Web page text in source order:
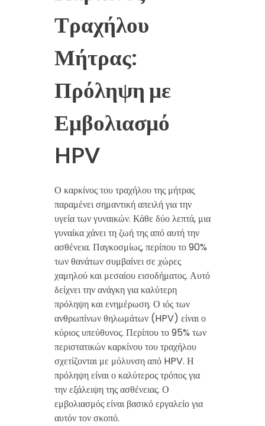
Τραχήλου
Μήτρας:
Πρόληψη με
Εμβολιασμό
HPV
Ο καρκίνος του τραχήλου της μήτρας
παραμένει σημαντική απειλή για την
υγεία των γυναικών. Κάθε δύο λεπτά, μια
γυναίκα χάνει τη ζωή της από αυτή την
ασθένεια. Παγκοσμίως, περίπου το 90%
των θανάτων συμβαίνει σε χώρες
χαμηλού και μεσαίου εισοδήματος. Αυτό
δείχνει την ανάγκη για καλύτερη
πρόληψη και ενημέρωση. Ο ιός των
ανθρωπίνων θηλωμάτων (HPV) είναι ο
κύριος υπεύθυνος. Περίπου το 95% των
περιστατικών καρκίνου του τραχήλου
σχετίζονται με μόλυνση από HPV. Η
πρόληψη είναι ο καλύτερος τρόπος για
την εξάλειψη της ασθένειας. Ο
εμβολιασμός είναι βασικό εργαλείο για
αυτόν τον σκοπό.